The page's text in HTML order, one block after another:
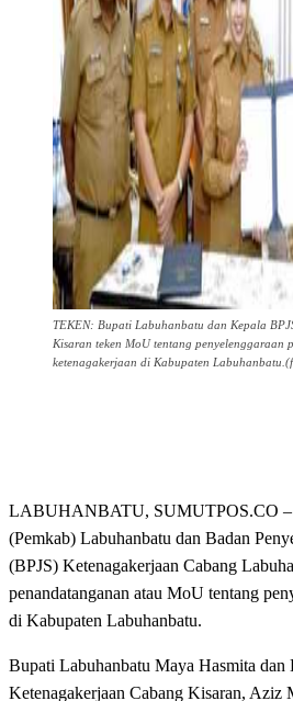
TEKEN: Bupati Labuhanbatu dan Kepala
Kisaran teken MoU tentang penyelenggaraan
ketenagakerjaan di Kabupaten
LABUHANBATU, SUMUTPOS.CO –
(Pemkab) Labuhanbatu dan Badan
(BPJS) Ketenagakerjaan Cabang
penandatanganan atau MoU tentang
di Kabupaten Labuhanbatu.
Bupati Labuhanbatu Maya Hasmita dan
Ketenagakerjaan Cabang Kisaran, Aziz